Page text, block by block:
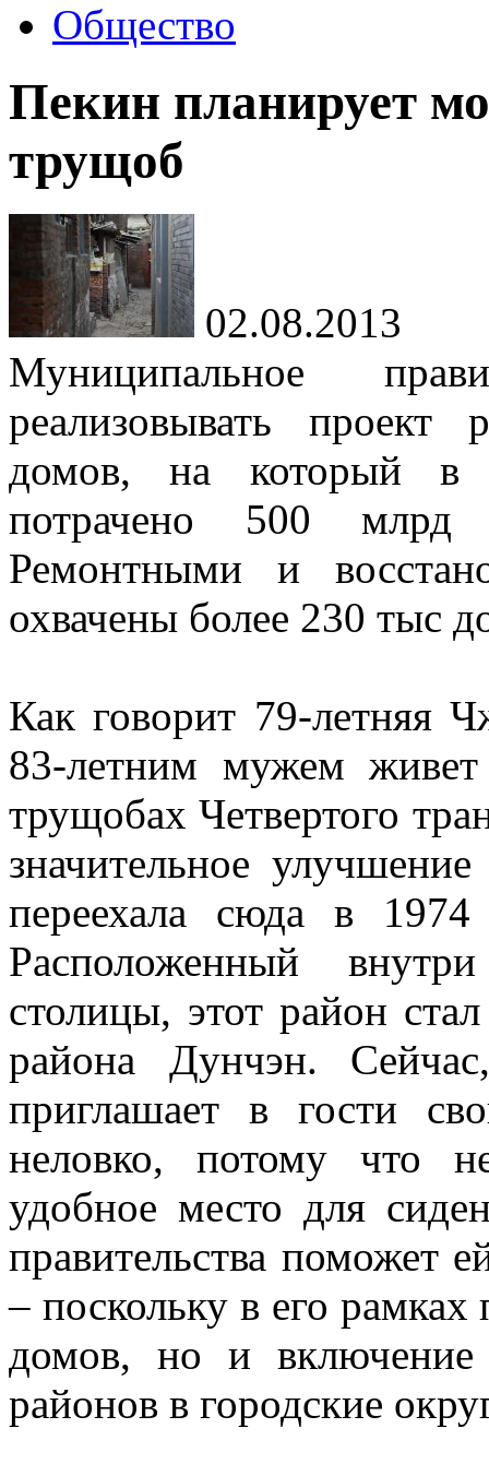
Общество
Пекин планирует
трущоб
02.08.2013
Муниципальное
реализовывать проект
домов, на который в
потрачено 500
Ремонтными и
охвачены более 230 тыс
Как говорит 79-летняя
83-летним мужем
трущобах Четвертого
значительное
переехала сюда в
Расположенный
столицы, этот район
района Дунчэн.
приглашает в гости
неловко, потому что
удобное место для
правительства поможет
– поскольку в его
домов, но и включение
районов в городские